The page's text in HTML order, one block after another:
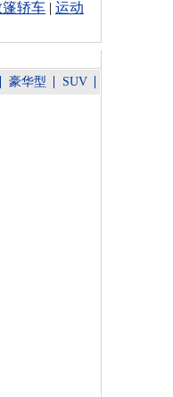
篷轿车 | 运动
豪华型 SUV